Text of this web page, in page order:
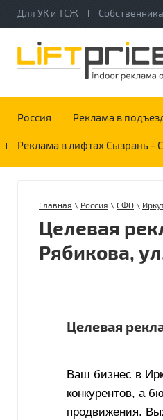
Для УК и ТСЖ
Россия Реклама в
Реклама в лифтах Сызрань -
Главная \ Россия \ СФО \
Целевая
Рябикова,
Целевая
Ваш бизнес в
конкурентов, а
продвижения.